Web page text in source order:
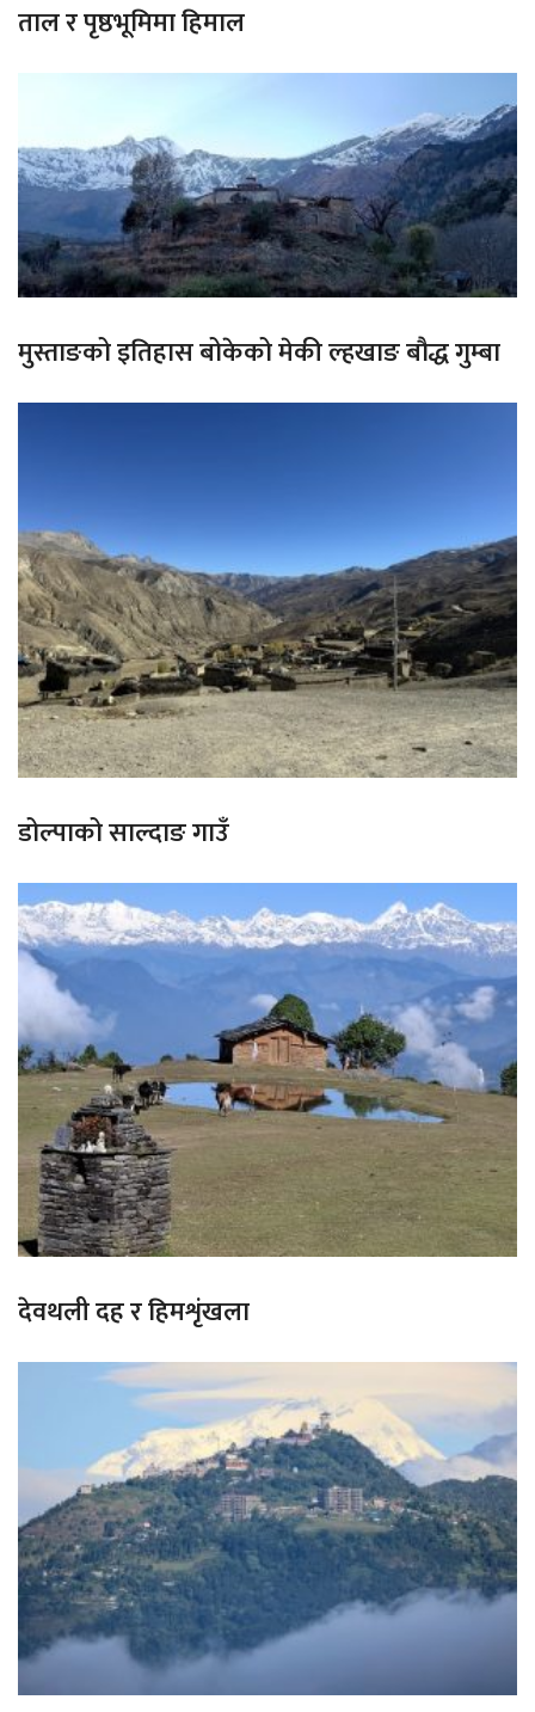
ताल र पृष्ठभूमिमा हिमाल
मुस्ताङको इतिहास बोकेको मेकी ल्हखाङ बौद्ध गुम्बा
डोल्पाको साल्दाङ गाउँ
देवथली दह र हिमशृंखला